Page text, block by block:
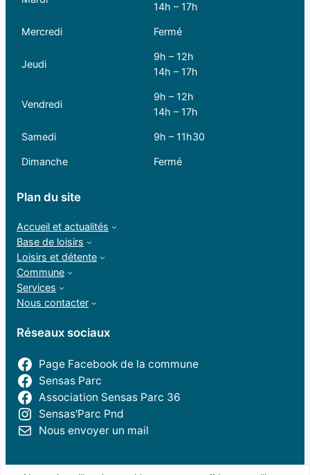
14h – 17h
Mercredi Fermé
Jeudi
9h – 12h
14h – 17h
Vendredi
9h – 12h
14h – 17h
Samedi 9h – 11h30
Dimanche Fermé
Plan du site
Accueil et actualités
Base de loisirs
Loisirs et détente
Commune
Services
Nous contacter
Réseaux sociaux
Page Facebook de la commune
Sensas Parc
Association Sensas Parc 36
Sensas'Parc Pnd
Nous envoyer un mail